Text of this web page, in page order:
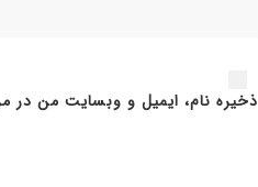
ذخیره نام، ایمیل و وبسایت من در